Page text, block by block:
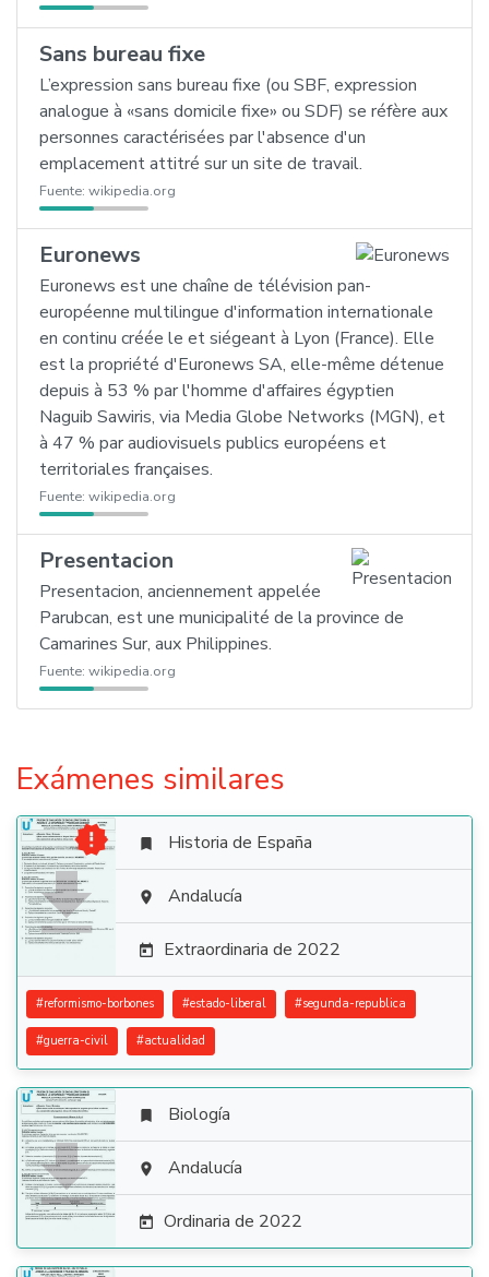
Sans bureau fixe
L’expression sans bureau fixe (ou SBF, expression
analogue à «sans domicile fixe» ou SDF) se réfère aux
personnes caractérisées par l'absence d'un
emplacement attitré sur un site de travail.
Fuente: wikipedia.org
Euronews
Euronews est une chaîne de télévision pan-
européenne multilingue d'information internationale
en continu créée le et siégeant à Lyon (France). Elle
est la propriété d'Euronews SA, elle-même détenue
depuis à 53 % par l'homme d'affaires égyptien
Naguib Sawiris, via Media Globe Networks (MGN), et
à 47 % par audiovisuels publics européens et
territoriales françaises.
Fuente: wikipedia.org
Presentacion
Presentacion, anciennement appelée
Parubcan, est une municipalité de la province de
Camarines Sur, aux Philippines.
Fuente: wikipedia.org
Exámenes similares

  Historia de España
 Andalucía
 Extraordinaria de 2022
#reformismo-borbones #estado-liberal #segunda-republica
#guerra-civil #actualidad

 Biología
 Andalucía
 Ordinaria de 2022